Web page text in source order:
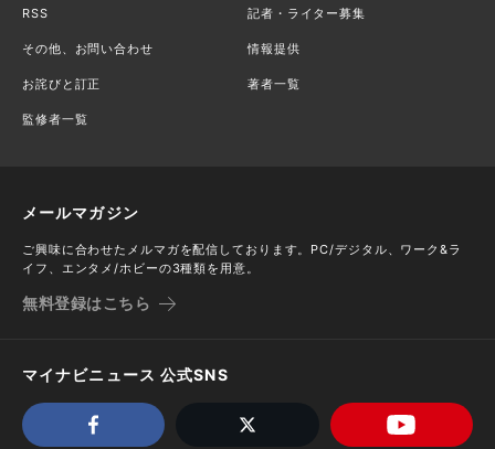
RSS 記者・ライター募集
その他、お問い合わせ 情報提供
お詫びと訂正 著者一覧
監修者一覧
メールマガジン
ご興味に合わせたメルマガを配信しております。PC/デジタル、ワーク&ラ
イフ、エンタメ/ホビーの3種類を用意。
無料登録はこちら
マイナビニュース 公式SNS